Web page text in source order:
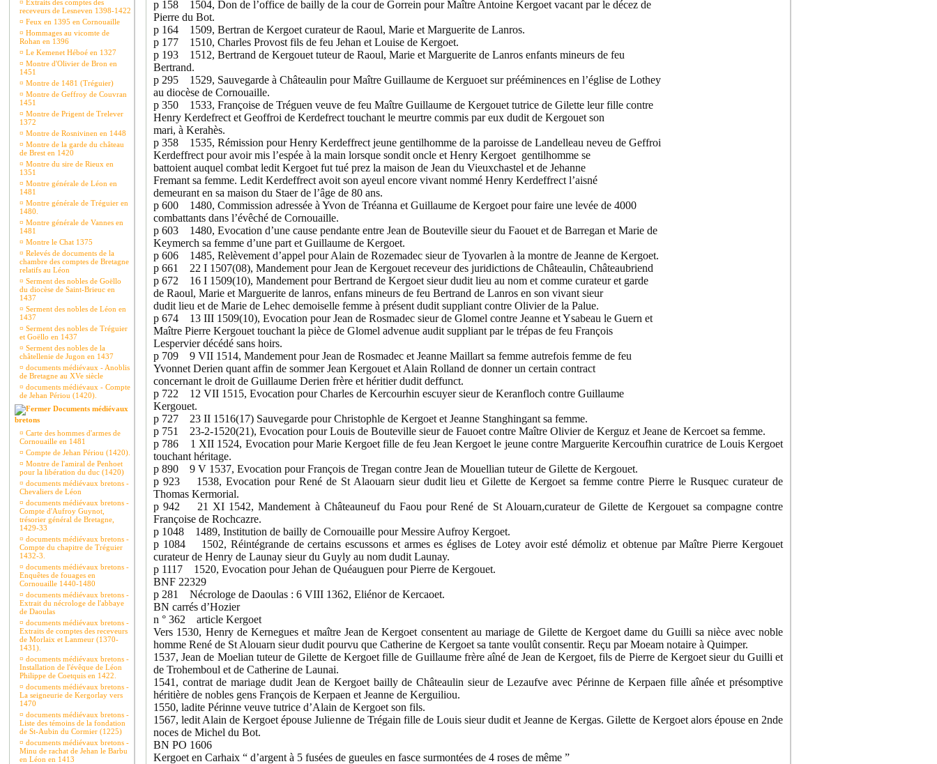
¤ Extraits des comptes des
receveurs de Lesneven 1398-1422
¤ Feux en 1395 en Cornouaille
¤ Hommages au vicomte de
Rohan en 1396
¤ Le Kemenet Héboé en 1327
¤ Montre d'Olivier de Bron en
1451
¤ Montre de 1481 (Tréguier)
¤ Montre de Geffroy de Couvran
1451
¤ Montre de Prigent de Trelever
1372
¤ Montre de Rosnivinen en 1448
¤ Montre de la garde du château
de Brest en 1420
¤ Montre du sire de Rieux en
1351
¤ Montre générale de Léon en
1481
¤ Montre générale de Tréguier en
1480.
¤ Montre générale de Vannes en
1481
¤ Montre le Chat 1375
¤ Relevés de documents de la
chambre des comptes de Bretagne
relatifs au Léon
¤ Serment des nobles de Goëllo
du diocèse de Saint-Brieuc en
1437
¤ Serment des nobles de Léon en
1437
¤ Serment des nobles de Tréguier
et Goëllo en 1437
¤ Serment des nobles de la
châtellenie de Jugon en 1437
¤ documents médiévaux - Anoblis
de Bretagne au XVe siècle
¤ documents médiévaux - Compte
de Jehan Périou (1420).
Documents médiévaux
bretons
¤ Carte des hommes d'armes de
Cornouaille en 1481
¤ Compte de Jehan Périou (1420).
¤ Montre de l'amiral de Penhoet
pour la libération du duc (1420)
¤ documents médiévaux bretons -
Chevaliers de Léon
¤ documents médiévaux bretons -
Compte d'Aufroy Guynot,
trésorier général de Bretagne,
1429-33
¤ documents médiévaux bretons -
Compte du chapitre de Tréguier
1432-3.
¤ documents médiévaux bretons -
Enquêtes de fouages en
Cornouaille 1440-1480
¤ documents médiévaux bretons -
Extrait du nécrologe de l'abbaye
de Daoulas
¤ documents médiévaux bretons -
Extraits de comptes des receveurs
de Morlaix et Lanmeur (1370-
1431).
¤ documents médiévaux bretons -
Installation de l'évêque de Léon
Philippe de Coetquis en 1422.
¤ documents médiévaux bretons -
La seigneurie de Kergorlay vers
1470
¤ documents médiévaux bretons -
Liste des témoins de la fondation
de St-Aubin du Cormier (1225)
¤ documents médiévaux bretons -
Minu de rachat de Jehan le Barbu
en Léon en 1413
p 158 1504, Don de l’office de bailly de la cour de Gorrein pour Maître Antoine Kergoet vacant par le décez de
Pierre du Bot.
p 164 1509, Bertran de Kergoet curateur de Raoul, Marie et Marguerite de Lanros.
p 177 1510, Charles Provost fils de feu Jehan et Louise de Kergoet.
p 193 1512, Bertrand de Kergouet tuteur de Raoul, Marie et Marguerite de Lanros enfants mineurs de feu
Bertrand.
p 295 1529, Sauvegarde à Châteaulin pour Maître Guillaume de Kerguoet sur prééminences en l’église de Lothey
au diocèse de Cornouaille.
p 350 1533, Françoise de Tréguen veuve de feu Maître Guillaume de Kergouet tutrice de Gilette leur fille contre
Henry Kerdefrect et Geoffroi de Kerdefrect touchant le meurtre commis par eux dudit de Kergouet son
mari, à Kerahès.
p 358 1535, Rémission pour Henry Kerdeffrect jeune gentilhomme de la paroisse de Landelleau neveu de Geffroi
Kerdeffrect pour avoir mis l’espée à la main lorsque sondit oncle et Henry Kergoet gentilhomme se
battoient auquel combat ledit Kergoet fut tué prez la maison de Jean du Vieuxchastel et de Jehanne
Fremant sa femme. Ledit Kerdeffrect avoit son ayeul encore vivant nommé Henry Kerdeffrect l’aisné
demeurant en sa maison du Staer de l’âge de 80 ans.
p 600 1480, Commission adressée à Yvon de Tréanna et Guillaume de Kergoet pour faire une levée de 4000
combattants dans l’évêché de Cornouaille.
p 603 1480, Evocation d’une cause pendante entre Jean de Bouteville sieur du Faouet et de Barregan et Marie de
Keymerch sa femme d’une part et Guillaume de Kergoet.
p 606 1485, Relèvement d’appel pour Alain de Rozemadec sieur de Tyovarlen à la montre de Jeanne de Kergoet.
p 661 22 I 1507(08), Mandement pour Jean de Kergouet receveur des juridictions de Châteaulin, Châteaubriend
p 672 16 I 1509(10), Mandement pour Bertrand de Kergoet sieur dudit lieu au nom et comme curateur et garde
de Raoul, Marie et Marguerite de lanros, enfans mineurs de feu Bertrand de Lanros en son vivant sieur
dudit lieu et de Marie de Lehec demoiselle femme à présent dudit suppliant contre Olivier de la Palue.
p 674 13 III 1509(10), Evocation pour Jean de Rosmadec sieur de Glomel contre Jeanne et Ysabeau le Guern et
Maître Pierre Kergouet touchant la pièce de Glomel advenue audit suppliant par le trépas de feu François
Lespervier décédé sans hoirs.
p 709 9 VII 1514, Mandement pour Jean de Rosmadec et Jeanne Maillart sa femme autrefois femme de feu
Yvonnet Derien quant affin de sommer Jean Kergouet et Alain Rolland de donner un certain contract
concernant le droit de Guillaume Derien frère et héritier dudit deffunct.
p 722 12 VII 1515, Evocation pour Charles de Kercourhin escuyer sieur de Keranfloch contre Guillaume
Kergouet.
p 727 23 II 1516(17) Sauvegarde pour Christophle de Kergoet et Jeanne Stanghingant sa femme.
p 751 23-2-1520(21), Evocation pour Louis de Bouteville sieur de Fauoet contre Maître Olivier de Kerguz et Jeane de Kercoet sa femme.
p 786 1 XII 1524, Evocation pour Marie Kergoet fille de feu Jean Kergoet le jeune contre Marguerite Kercoufhin curatrice de Louis Kergoet
touchant héritage.
p 890 9 V 1537, Evocation pour François de Tregan contre Jean de Mouellian tuteur de Gilette de Kergouet.
p 923 1538, Evocation pour René de St Alaouarn sieur dudit lieu et Gilette de Kergoet sa femme contre Pierre le Rusquec curateur de
Thomas Kermorial.
p 942 21 XI 1542, Mandement à Châteauneuf du Faou pour René de St Alouarn,curateur de Gilette de Kergouet sa compagne contre
Françoise de Rochcazre.
p 1048 1489, Institution de bailly de Cornouaille pour Messire Aufroy Kergoet.
p 1084 1502, Réintégrande de certains escussons et armes es églises de Lotey avoir esté démoliz et obtenue par Maître Pierre Kergouet
curateur de Henry de Launay sieur du Guyly au nom dudit Launay.
p 1117 1520, Evocation pour Jehan de Quéauguen pour Pierre de Kergouet.
BNF 22329
p 281 Nécrologe de Daoulas : 6 VIII 1362, Eliénor de Kercaoet.
BN carrés d’Hozier
n ° 362 article Kergoet
Vers 1530, Henry de Kernegues et maître Jean de Kergoet consentent au mariage de Gilette de Kergoet dame du Guilli sa nièce avec noble
homme René de St Alouarn sieur dudit pourvu que Catherine de Kergoet sa tante voulût consentir. Reçu par Moeam notaire à Quimper.
1537, Jean de Moelian tuteur de Gilette de Kergoet fille de Guillaume frère aîné de Jean de Kergoet, fils de Pierre de Kergoet sieur du Guilli et
de Trohemboul et de Catherine de Launai.
1541, contrat de mariage dudit Jean de Kergoet bailly de Châteaulin sieur de Lezaufve avec Périnne de Kerpaen fille aînée et présomptive
héritière de nobles gens François de Kerpaen et Jeanne de Kerguiliou.
1550, ladite Périnne veuve tutrice d’Alain de Kergoet son fils.
1567, ledit Alain de Kergoet épouse Julienne de Trégain fille de Louis sieur dudit et Jeanne de Kergas. Gilette de Kergoet alors épouse en 2nde
noces de Michel du Bot.
BN PO 1606
Kergoet en Carhaix “ d’argent à 5 fusées de gueules en fasce surmontées de 4 roses de même ”